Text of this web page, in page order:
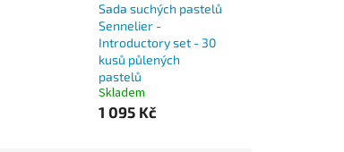
Sada suchých pastelů
Sennelier -
Introductory set - 30
kusů půlených
pastelů
Skladem
1 095 Kč